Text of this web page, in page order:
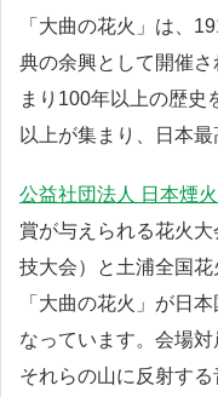
「大曲の花火」は、
典の余興として開催
まり100年以上の歴史
以上が集まり、日本
公益社団法人 日本煙
賞が与えられる花火
技大会）と土浦全国花
「大曲の花火」が日
なっています。会場対
それらの山に反射す